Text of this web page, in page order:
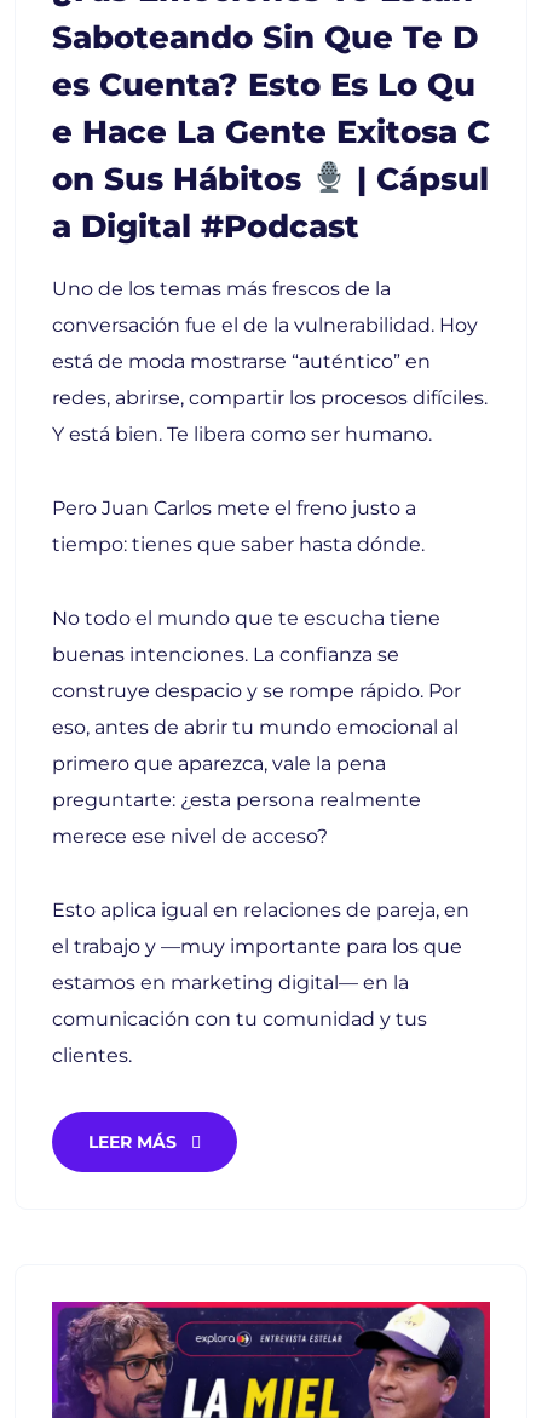
Saboteando Sin Que Te D
Es Cuenta? Esto Es Lo Qu
E Hace La Gente Exitosa C
On Sus Hábitos
| Cápsul
A Digital #podcast
Uno de los temas más frescos de la
conversación fue el de la vulnerabilidad. Hoy
está de moda mostrarse “auténtico” en
redes, abrirse, compartir los procesos difíciles.
Y está bien. Te libera como ser humano.
Pero Juan Carlos mete el freno justo a
tiempo: tienes que saber hasta dónde.
No todo el mundo que te escucha tiene
buenas intenciones. La confianza se
construye despacio y se rompe rápido. Por
eso, antes de abrir tu mundo emocional al
primero que aparezca, vale la pena
preguntarte: ¿esta persona realmente
merece ese nivel de acceso?
Esto aplica igual en relaciones de pareja, en
el trabajo y —muy importante para los que
estamos en marketing digital— en la
comunicación con tu comunidad y tus
clientes.
LEER MÁS